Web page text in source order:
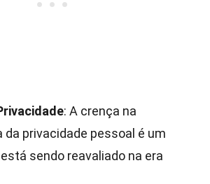
: A crença na
da privacidade pessoal é um
sendo reavaliado na era